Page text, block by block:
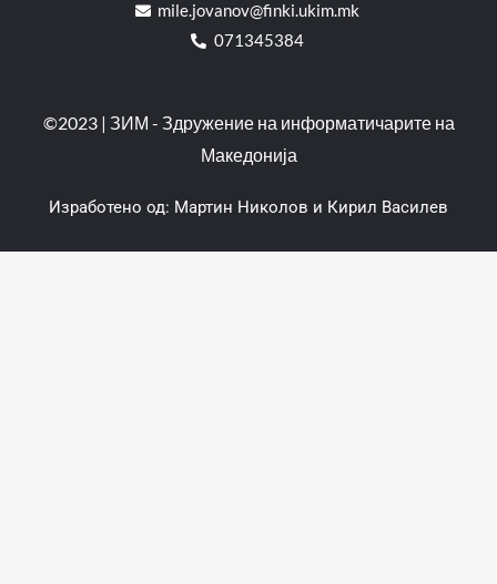
mile.jovanov@finki.ukim.mk​
071345384
©2023 | ЗИМ - Здружение на информатичарите на
Македонија
Изработено од: Мартин Николов и Кирил Василев